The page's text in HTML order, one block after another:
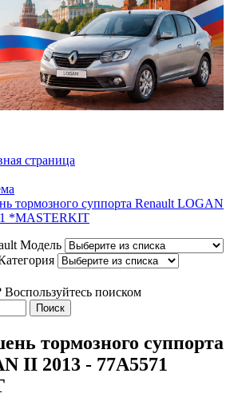
страница
тормозного суппорта Renault LOGAN
*MASTERKIT
Модель
поиском
тормозного суппорта
II 2013 - 77A5571